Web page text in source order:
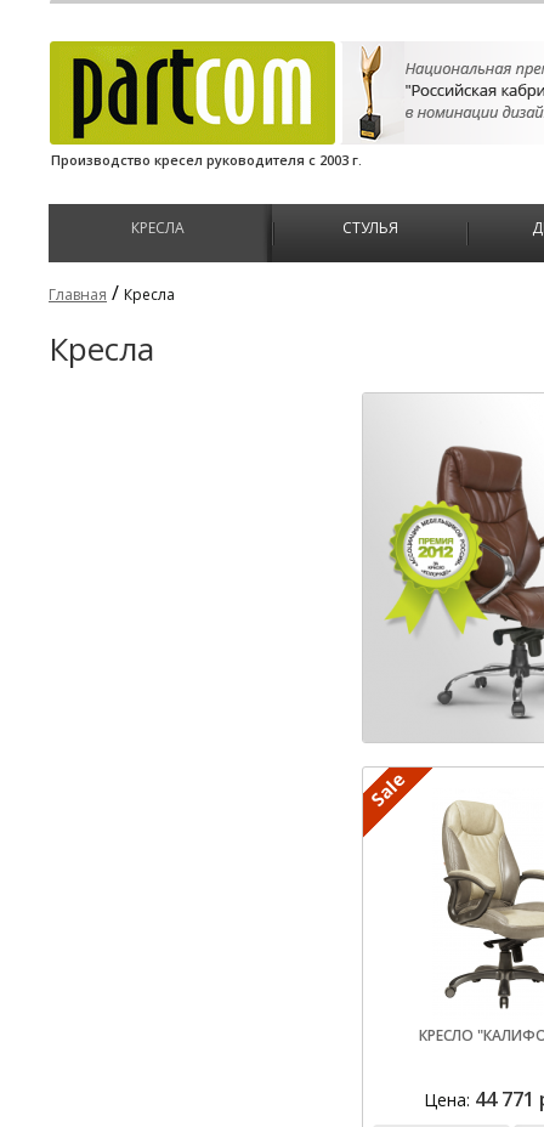
Производство кресел руководителя с 2003 г.
КРЕСЛА СТУЛЬЯ
Главная / Кресла
Кресла
КРЕСЛО
Цена: 44 771